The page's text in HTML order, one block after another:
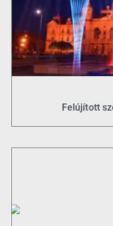
Felújított